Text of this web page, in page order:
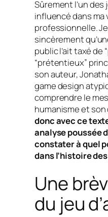
Sûrement l’un des
influencé dans
professionnelle.
sincèrement
public l’ait taxé de
“prétentieux”
son auteur,
game design
comprendre le
humanisme et son
donc avec ce
analyse poussée
constater à quel
dans l’histoire
Une
du jeu